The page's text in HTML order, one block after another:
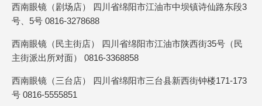
西南眼镜（剧场店） 四川省绵阳市江油市中坝镇诗仙路东段3
号、5号 0816-3278688
西南眼镜（民主街店） 四川省绵阳市江油市陕西街35号（民
主街派出所对面） 0816-3368858
西南眼镜（三台店） 四川省绵阳市三台县新西街钟楼171-173
号 0816-5555851